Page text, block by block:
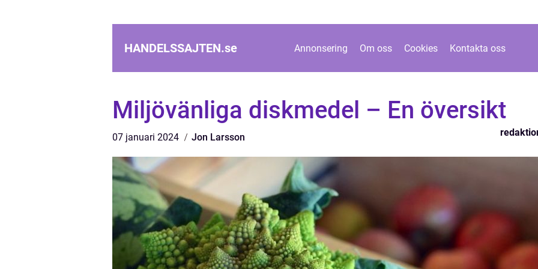
HANDELSSAJTEN.se Annonsering Om oss Cookies Kontakta oss
Miljövänliga diskmedel – En översikt
07 januari 2024 Jon Larsson